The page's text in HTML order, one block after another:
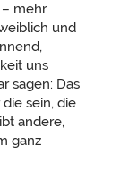
mehr
und
uns
sagen: Das
sein, die
andere,
ganz